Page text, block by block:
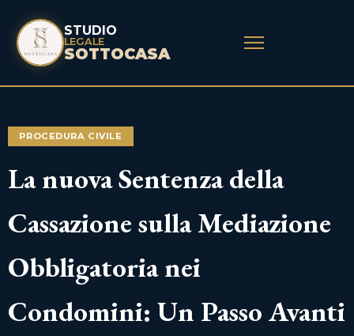
STUDIO
LEGALE
SOTTOCASA
PROCEDURA CIVILE
La nuova Sentenza della
Cassazione sulla Mediazione
Obbligatoria nei
Condomini: Un Passo Avanti